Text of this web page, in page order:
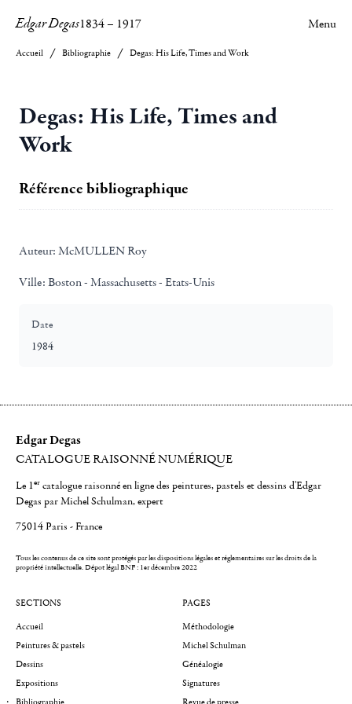
Edgar Degas1834– 1917 Menu
Accueil Bibliographie Degas: His Life, Times and Work
Degas: His Life, Times and
Work
Référence bibliographique
Auteur: McMULLEN Roy
Ville: Boston - Massachusetts - Etats-Unis
Date
1984
Edgar Degas
CATALOGUE RAISONNÉ NUMÉRIQUE
Le 1er catalogue raisonné en ligne des peintures, pastels et dessins d'Edgar
Degas par Michel Schulman, expert
75014 Paris - France
Tous les contenus de ce site sont protégés par les dispositions légales et réglementaires sur les droits de la
propriété intellectuelle.Dépot légal BNF : 1er décembre 2022
SECTIONS
Accueil
Peintures & pastels
Dessins
Expositions
PAGES
Méthodologie
Michel Schulman
Généalogie
Signatures